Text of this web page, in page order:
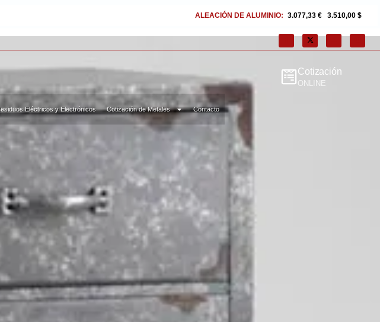
ALEACIÓN DE ALUMINIO: 3.077,33 €|3.510,00 $ ALUMINIO:
Eléctricos y Electrónicos Cotización de Metales Contacto
Cotización
ONLINE